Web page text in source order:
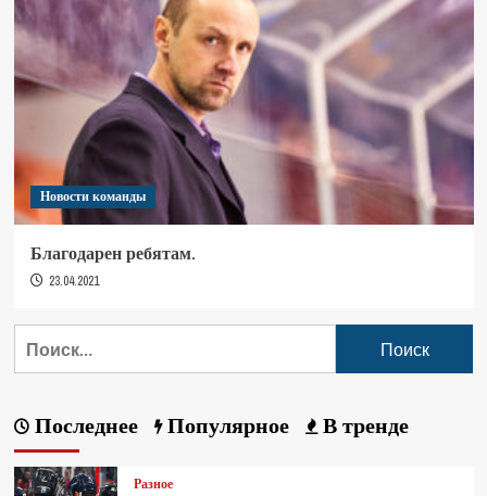
Новости команды
Благодарен ребятам.
23.04.2021
Последнее Популярное В тренде
Разное